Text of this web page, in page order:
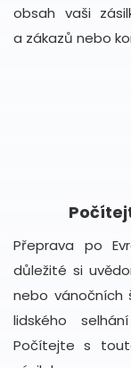
obsah vaši
a zákazů nebo
Přeprava po
důležité si
nebo vánočních
lidského
Počítejte s